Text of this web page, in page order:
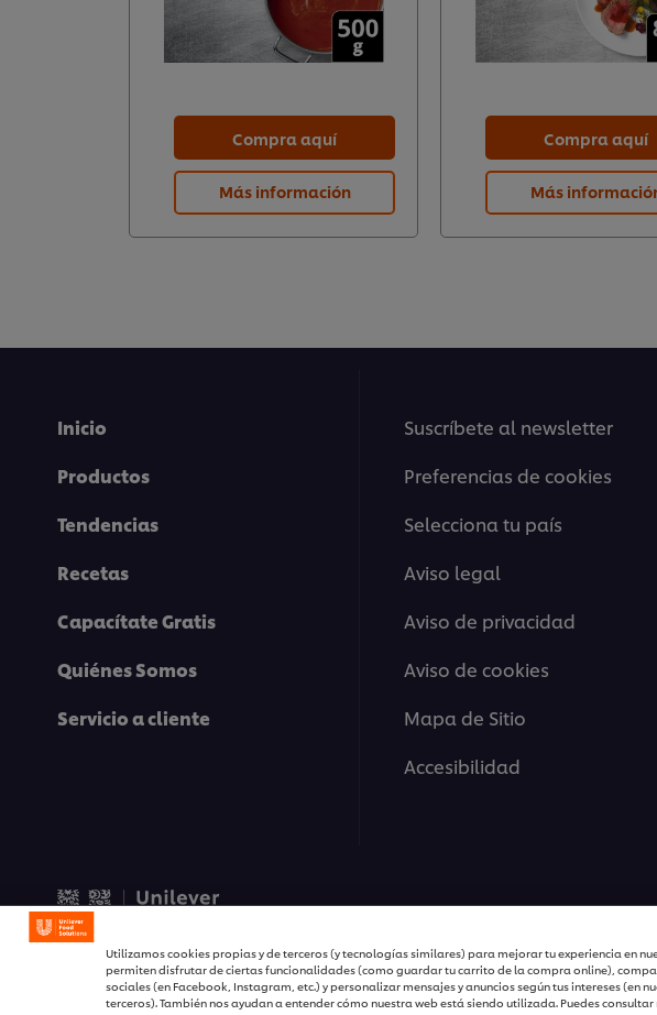
Compra aquí
Más información
Compra aquí
Más
Inicio
Productos
Tendencias
Recetas
Capacítate Gratis
Quiénes Somos
Servicio a cliente
Suscríbete al newsletter
Preferencias de cookies
Selecciona tu país
Aviso legal
Aviso de privacidad
Aviso de cookies
Mapa de Sitio
Accesibilidad
Utilizamos cookies propias y de terceros (y tecnologías similares) para mejorar tu experiencia en
permiten disfrutar de ciertas funcionalidades (como guardar tu carrito de la compra online),
sociales (en Facebook, Instagram, etc.) y personalizar mensajes y anuncios según tus intereses (en
terceros). También nos ayudan a entender cómo nuestra web está siendo utilizada. Puedes consultar